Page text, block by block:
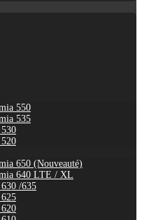
550
535
650 (Nouveauté)
640 LTE / XL
/635